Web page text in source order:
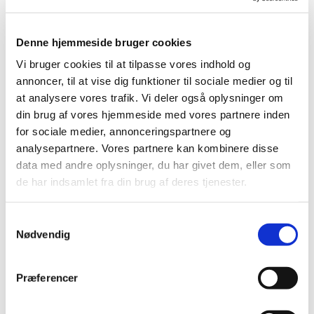
Denne hjemmeside bruger cookies
Vi bruger cookies til at tilpasse vores indhold og
annoncer, til at vise dig funktioner til sociale medier og til
at analysere vores trafik. Vi deler også oplysninger om
din brug af vores hjemmeside med vores partnere inden
for sociale medier, annonceringspartnere og
analysepartnere. Vores partnere kan kombinere disse
data med andre oplysninger, du har givet dem, eller som
de har indsamlet fra din brug af deres tjenester.
Nødvendig
Præferencer
holdt alle i enighed fast ved bønnen, sammen med
Der er altså tale om ni dage mellem Jesu Himmelfart
og den dag da han fra sin plads hos Gud sender sin
Ånd over disciplene. Han havde sagt at de skulle
vente på ham. Intenst.
De ni dage har givet en model til en periode i bøn med
fokus på et eller flere emner man har på hjerte. Det
eller for Kirken eller Verden.
Igennem de ni dage kan man bede den samme bøn
alle dage eller bede for flere ting fra dag til dag måske